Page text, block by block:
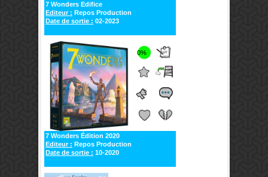
7 Wonders Edifice
Editeur : Repos Production
Date de sortie : 02-2023
0%
7 Wonders Édition 2020
Editeur : Repos Production
Date de sortie : 10-2020